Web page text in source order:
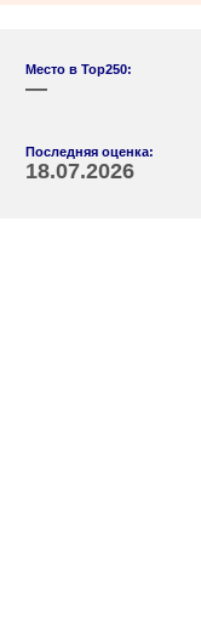
Место в Top250:
—
Последняя оценка:
18.07.2026